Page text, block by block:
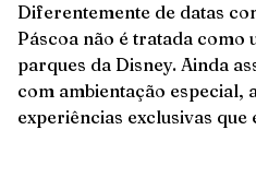
Diferentemente de datas
Páscoa não é tratada como
parques da Disney. Ainda
com ambientação especial,
experiências exclusivas que